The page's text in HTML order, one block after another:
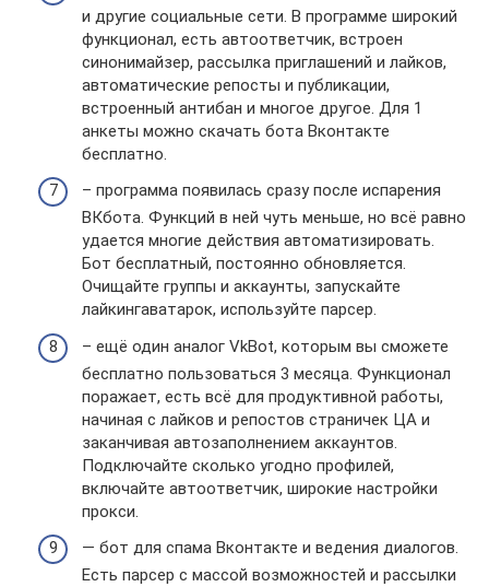
и другие социальные сети. В программе широкий
функционал, есть автоответчик, встроен
синонимайзер, рассылка приглашений и лайков,
автоматические репосты и публикации,
встроенный антибан и многое другое. Для 1
анкеты можно скачать бота Вконтакте
бесплатно.
– программа появилась сразу после испарения
ВКбота. Функций в ней чуть меньше, но всё равно
удается многие действия автоматизировать.
Бот бесплатный, постоянно обновляется.
Очищайте группы и аккаунты, запускайте
лайкингаватарок, используйте парсер.
– ещё один аналог VkBot, которым вы сможете
бесплатно пользоваться 3 месяца. Функционал
поражает, есть всё для продуктивной работы,
начиная с лайков и репостов страничек ЦА и
заканчивая автозаполнением аккаунтов.
Подключайте сколько угодно профилей,
включайте автоответчик, широкие настройки
прокси.
— бот для спама Вконтакте и ведения диалогов.
Есть парсер с массой возможностей и рассылки